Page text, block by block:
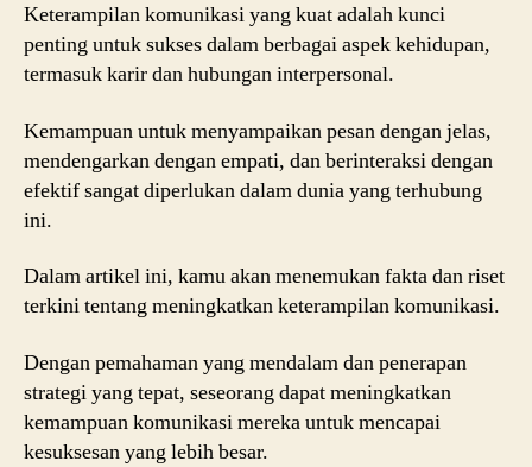
Keterampilan komunikasi yang kuat adalah kunci
penting untuk sukses dalam berbagai aspek kehidupan,
termasuk karir dan hubungan interpersonal.
Kemampuan untuk menyampaikan pesan dengan jelas,
mendengarkan dengan empati, dan berinteraksi dengan
efektif sangat diperlukan dalam dunia yang terhubung
ini.
Dalam artikel ini, kamu akan menemukan fakta dan riset
terkini tentang meningkatkan keterampilan komunikasi.
Dengan pemahaman yang mendalam dan penerapan
strategi yang tepat, seseorang dapat meningkatkan
kemampuan komunikasi mereka untuk mencapai
kesuksesan yang lebih besar.